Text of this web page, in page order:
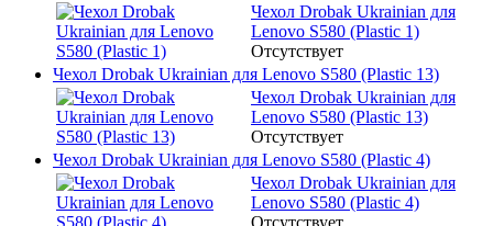
Чехол Drobak Ukrainian для
Lenovo S580 (Plastic 1)
Отсутствует
Чехол Drobak Ukrainian для Lenovo S580 (Plastic 13)
Чехол Drobak Ukrainian для
Lenovo S580 (Plastic 13)
Отсутствует
Чехол Drobak Ukrainian для Lenovo S580 (Plastic 4)
Чехол Drobak Ukrainian для
Lenovo S580 (Plastic 4)
Отсутствует